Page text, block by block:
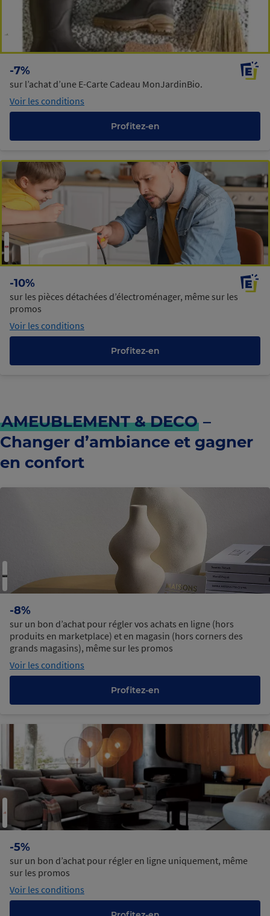
-7%
sur l’achat d’une E-Carte Cadeau MonJardinBio.
Voir les conditions
Profitez-en
-10%
sur les pièces détachées d’électroménager, même sur les
promos
Voir les conditions
Profitez-en
AMEUBLEMENT & DECO –
Changer d’ambiance et gagner
en confort
-8%
sur un bon d’achat pour régler vos achats en ligne (hors
produits en marketplace) et en magasin (hors corners des
grands magasins), même sur les promos
Voir les conditions
Profitez-en
-5%
sur un bon d’achat pour régler en ligne uniquement, même
sur les promos
Voir les conditions